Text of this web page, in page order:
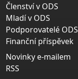
Členství v ODS
Mladí v ODS
Podporovatelé ODS
Finanční příspěvek
Novinky e-mailem
RSS